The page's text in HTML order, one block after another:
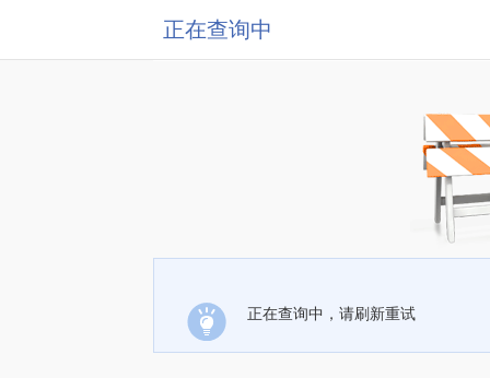
正在查询中
正在查询中，请刷新重试